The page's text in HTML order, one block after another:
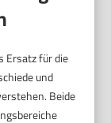
Ersatz für die
und
Beide